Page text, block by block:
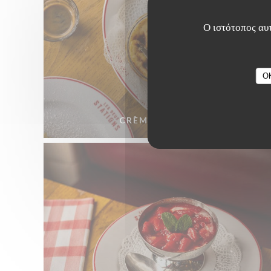
Ο ιστότοπος
CRÈME CARAMEL